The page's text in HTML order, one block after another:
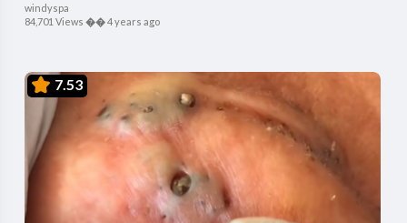
windyspa
84,701 Views ��4 years ago
7.53